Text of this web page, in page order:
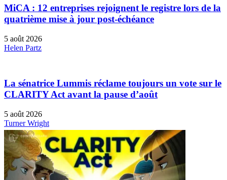
MiCA : 12 entreprises rejoignent le registre lors de la
quatrième mise à jour post-échéance
5 août 2026
Helen Partz
La sénatrice Lummis réclame toujours un vote sur le
CLARITY Act avant la pause d’août
5 août 2026
Turner Wright